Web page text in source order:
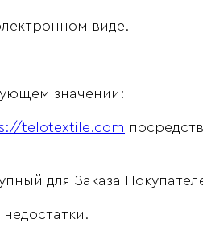
виде.
значении:
telotextile.com
для Заказа